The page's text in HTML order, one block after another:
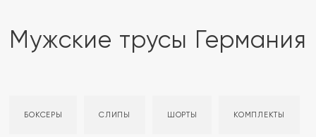
Мужские трусы Германия
БОКСЕРЫ СЛИПЫ ШОРТЫ КОМПЛЕКТЫ